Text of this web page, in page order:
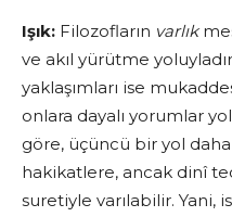
Işık: Filozofların varlık
ve akıl yürütme
yaklaşımları ise
onlara dayalı yorumlar
göre, üçüncü bir yol
hakikatlere, ancak dinî
suretiyle varılabilir. Yani,